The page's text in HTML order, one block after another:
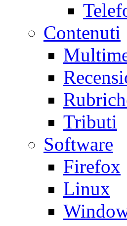
Contenuti
Tributi
Software
Firefox
Linux